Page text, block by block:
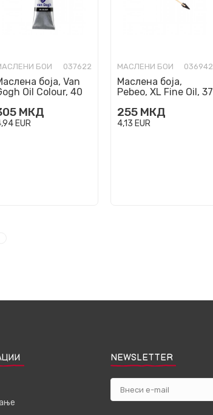
БОИ 037622
боја, Van
Oil Colour, 40
МКД
EUR
МАСЛЕНИ БОИ 036942
Маслена боја,
Pebeo, XL Fine Oil, 37
255 МКД
4,13 EUR
NEWSLETTER